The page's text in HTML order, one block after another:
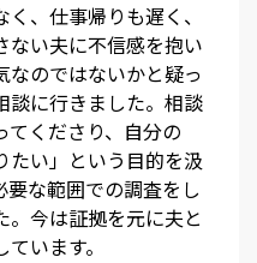
、仕事帰りも遅く、
ない夫に不信感を抱い
なのではないかと疑っ
談に行きました。相談
てくださり、自分の
たい」という目的を汲
要な範囲での調査をし
。今は証拠を元に夫と
います。